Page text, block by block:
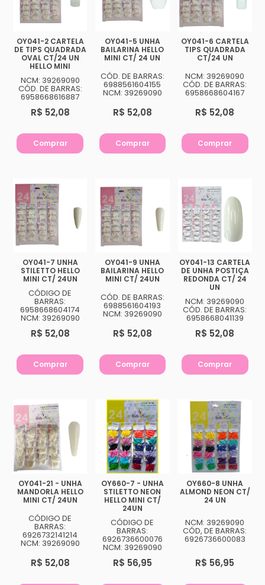
OY041-2 CARTELA
DE TIPS QUADRADA
OVAL CT/24 UN
HELLO MINI
NCM: 39269090
CÓD. DE BARRAS:
6958668616887
R$ 52,08
Comprar
OY041-5 UNHA
BAILARINA HELLO
MINI CT/ 24 UN
CÓD. DE BARRAS:
6988561604155
NCM: 39269090
R$ 52,08
Comprar
OY041-6 CARTELA
TIPS QUADRADA
CT/24 UN
NCM: 39269090
CÓD. DE BARRAS:
6958668604167
R$ 52,08
Comprar
OY041-7 UNHA
STILETTO HELLO
MINI CT/ 24UN
CÓDIGO DE
BARRAS:
6958668604174
NCM: 39269090
R$ 52,08
Comprar
OY041-9 UNHA
BAILARINA HELLO
MINI CT/ 24UN
CÓD. DE BARRAS:
6988561604193
NCM: 39269090
R$ 52,08
Comprar
OY041-13 CARTELA
DE UNHA POSTIÇA
REDONDA CT/ 24
UN
NCM: 39269090
CÓD. DE BARRAS:
6958668041139
R$ 52,08
Comprar
OY041-21 - UNHA
MANDORLA HELLO
MINI CT/ 24UN
CÓDIGO DE
BARRAS:
6926732141214
NCM: 39269090
R$ 52,08
OY660-7 - UNHA
STILETTO NEON
HELLO MINI CT/
24UN
CÓDIGO DE
BARRAS:
6926736600076
NCM: 39269090
R$ 56,95
OY660-8 UNHA
ALMOND NEON CT/
24 UN
NCM: 39269090
CÓD, DE BARRAS:
6926736600083
R$ 56,95